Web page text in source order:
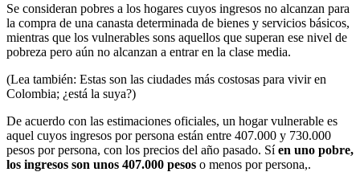
Se consideran pobres a los hogares cuyos ingresos no alcanzan para
la compra de una canasta determinada de bienes y servicios básicos,
mientras que los vulnerables sons aquellos que superan ese nivel de
pobreza pero aún no alcanzan a entrar en la clase media.
(Lea también: Estas son las ciudades más costosas para vivir en
Colombia; ¿está la suya?)
De acuerdo con las estimaciones oficiales, un hogar vulnerable es
aquel cuyos ingresos por persona están entre 407.000 y 730.000
pesos por persona, con los precios del año pasado. Síen uno pobre,
los ingresos son unos 407.000 pesos o menos por persona,.